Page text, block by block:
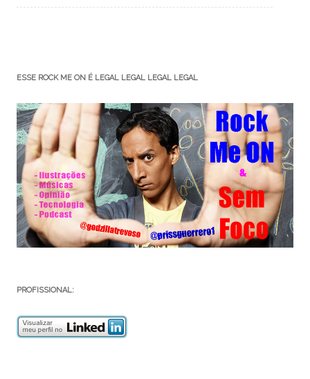
ESSE ROCK ME ON É LEGAL LEGAL LEGAL LEGAL
PROFISSIONAL: